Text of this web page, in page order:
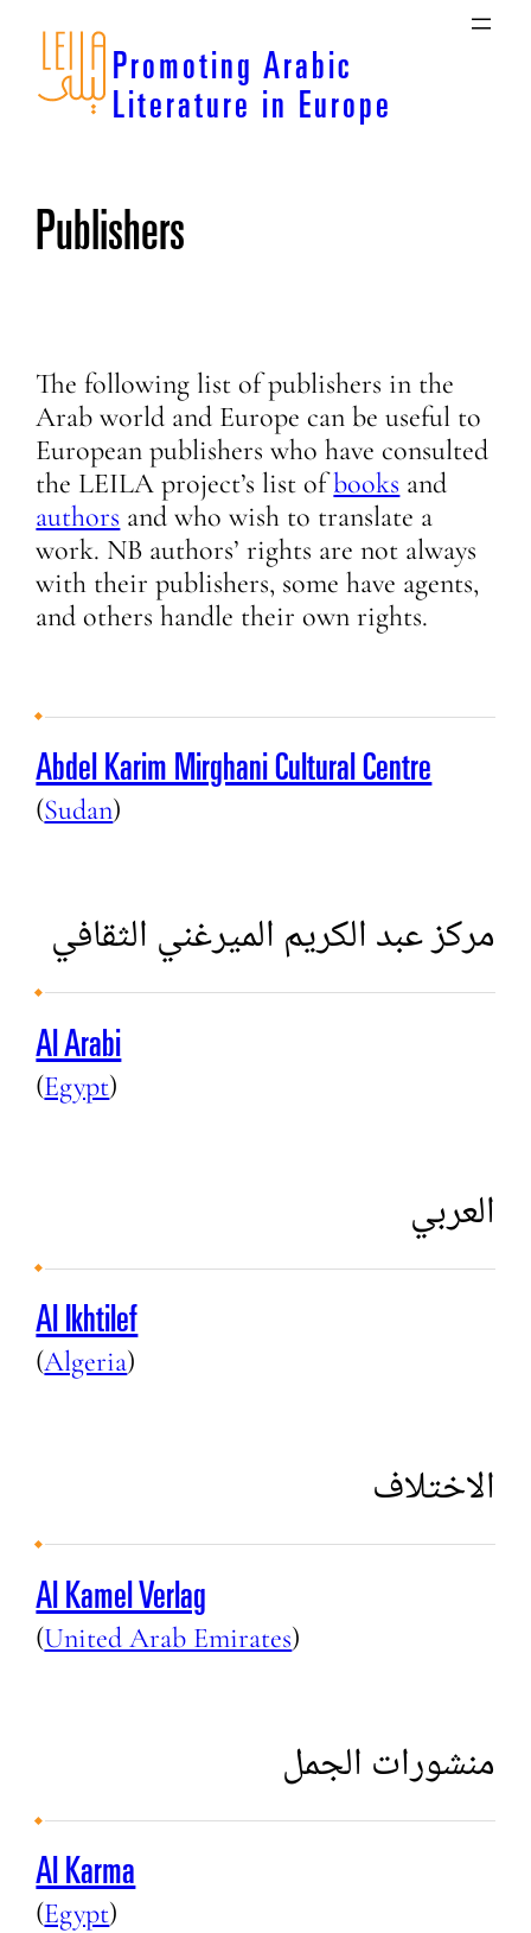
Skip
content
Promoting Arabic
Literature in Europe
Publishers
The following list of publishers in the
Arab world and Europe can be useful to
European publishers who have consulted
the LEILA project’s list ofbooks and
authors and who wish to translate a
work. NB authors’ rights are not always
with their publishers, some have agents,
and others handle their own rights.
Abdel Karim Mirghani Cultural Centre
(Sudan)
مركز عبد الكريم الميرغني الثقافي
Al Arabi
(Egypt)
العربي
Al Ikhtilef
(Algeria)
الاختلاف
Al Kamel Verlag
(United Arab Emirates)
منشورات الجمل
Al Karma
(Egypt)